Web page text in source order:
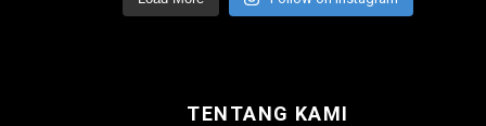
TENTANG KAMI